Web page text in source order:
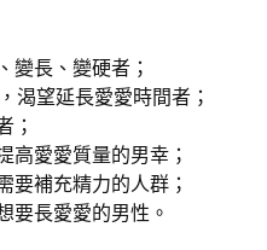
變長、變硬者；
渴望延長愛愛時間者；
；
高愛愛質量的男幸；
要補充精力的人群；
要長愛愛的男性。